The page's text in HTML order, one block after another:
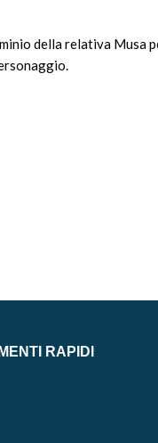
della relativa
RAPIDI